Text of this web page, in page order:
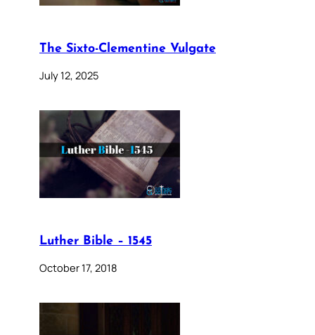
The Sixto-Clementine Vulgate
July 12, 2025
Luther Bible – 1545
October 17, 2018